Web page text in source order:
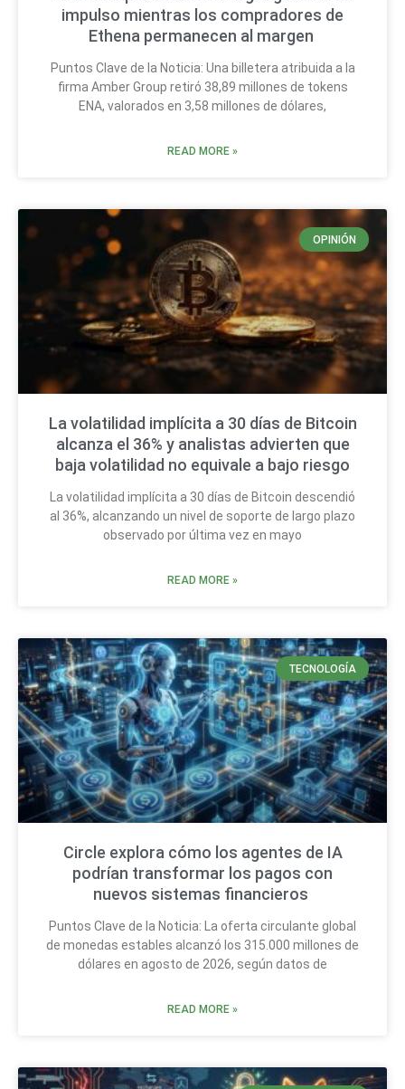
impulso mientras los compradores de
Ethena permanecen al margen
Puntos Clave de la Noticia: Una billetera atribuida a la
firma Amber Group retiró 38,89 millones de tokens
ENA, valorados en 3,58 millones de dólares,
READ MORE »
OPINIÓN
La volatilidad implícita a 30 días de Bitcoin
alcanza el 36% y analistas advierten que
baja volatilidad no equivale a bajo riesgo
La volatilidad implícita a 30 días de Bitcoin descendió
al 36%, alcanzando un nivel de soporte de largo plazo
observado por última vez en mayo
READ MORE »
TECNOLOGÍA
Circle explora cómo los agentes de IA
podrían transformar los pagos con
nuevos sistemas financieros
Puntos Clave de la Noticia: La oferta circulante global
de monedas estables alcanzó los 315.000 millones de
dólares en agosto de 2026, según datos de
READ MORE »